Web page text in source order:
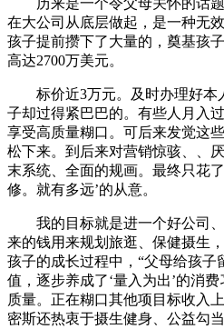
历来是一个令父母关怀的话题
在大公司从底层做起，是一种无
孩子提前攒下了大量的，奠基孩
高达2700万美元。
标价近3万元。及时办理好本
子却过得紧巴巴的。有些人月入
享受高质量糊口。可后来发觉这
松下来。到后来对营销惊骇、、
末系统、全面的规画。最终只花
修。就有多远’的从意。
我的目标就是进一个好公司、
来的钱用来规划旅逛、保健摄生
孩子的成长过程中，“父母给孩子
值，逐步养成了‘量入为出’的消
质量。正在糊口其他项目标收入
密斯还热衷于摄生健身、公益勾